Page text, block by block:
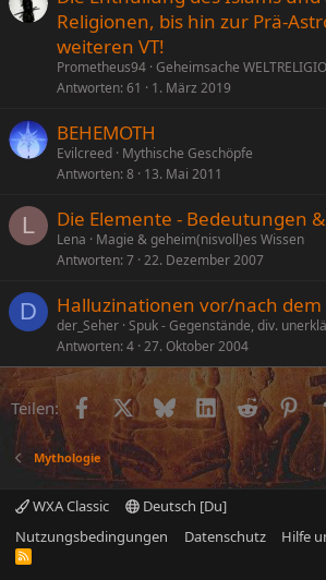
Religionen, bis hin zur Prä-
weiteren VT!
Prometheus94 Geheimsache
Antworten 61 1. März 2019
BEHEMOTH
Evilcreed Mythische Geschöpfe
Antworten 8 13. Mai 2011
L Die Elemente - Bedeutungen
Lena
Magie & geheim(nisvoll)es Wissen
Antworten 7 22. Dezember 2007
D Halluzinationen vor/nach dem
der_Seher Spuk - Gegenstände, div.
Antworten 4 27. Oktober 2004
Teilen: FacebookX (Twitter)
BlueskyLinkedIn
Reddit
Mythologie
WXA Classic
Deutsch [Du]
Nutzungsbedingungen
Datenschutz Hilfe
R